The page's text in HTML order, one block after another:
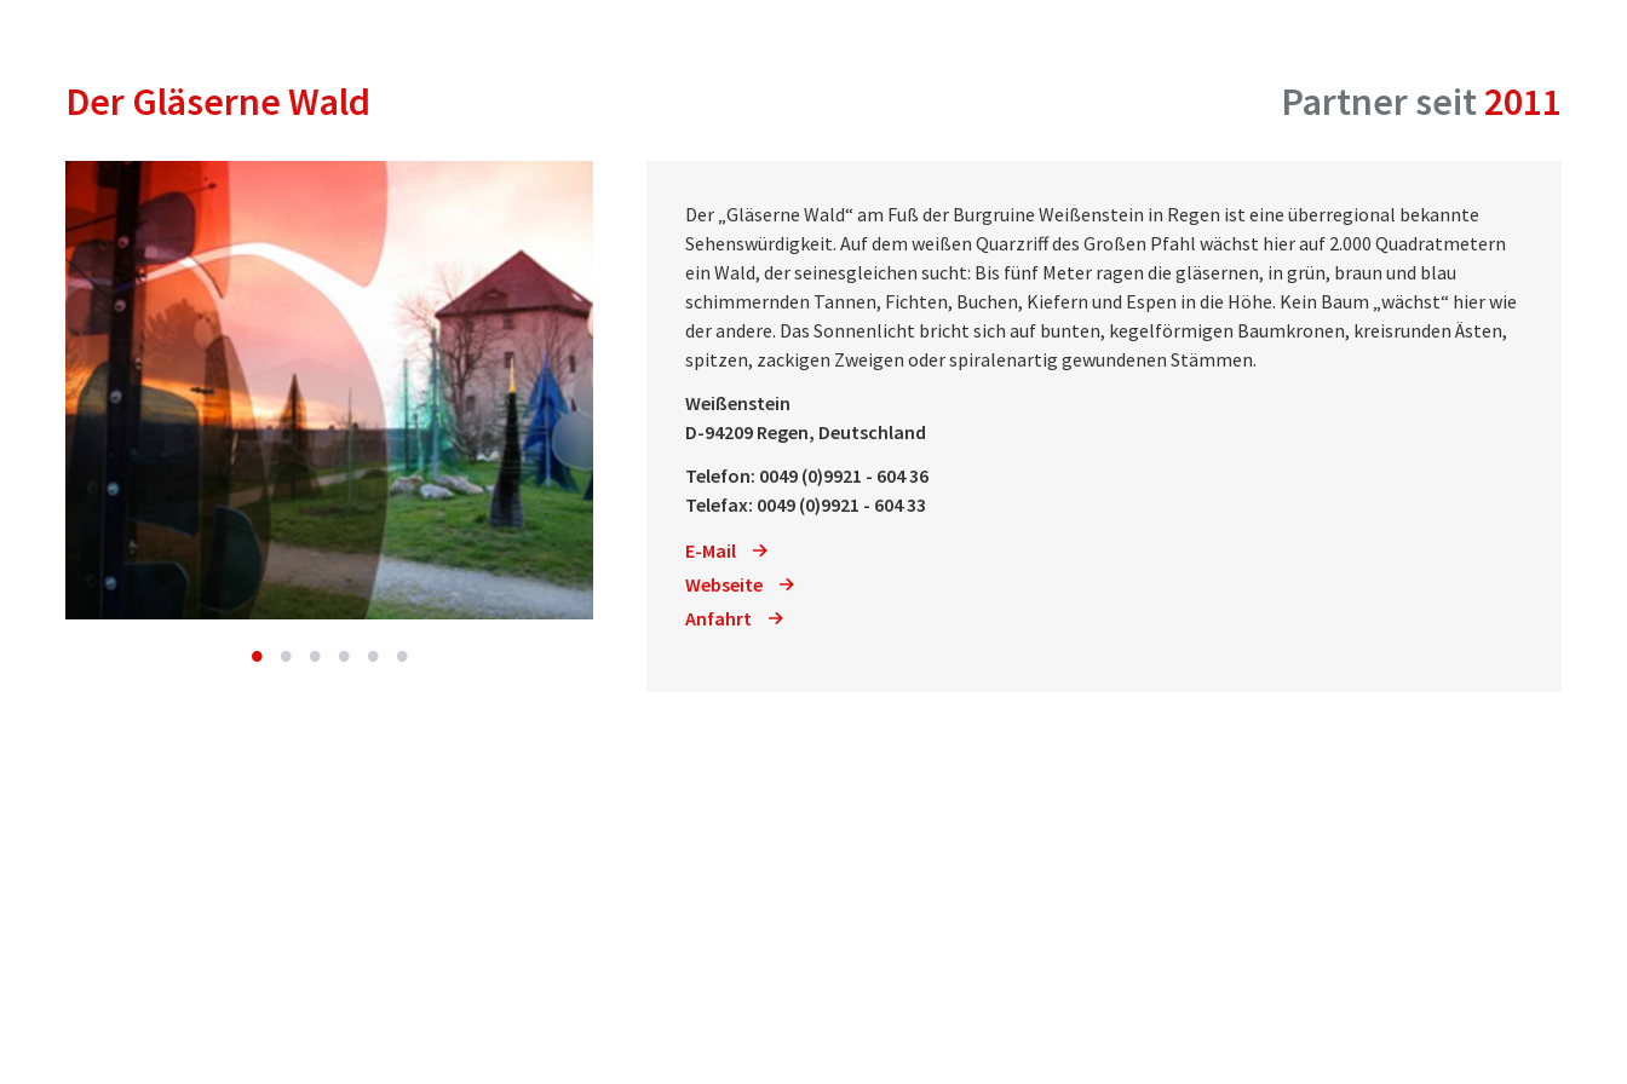
Der Gläserne Wald Partner seit2011
Der „Gläserne Wald“ am Fuß der Burgruine Weißenstein in Regen ist eine überregional bekannte
Sehenswürdigkeit. Auf dem weißen Quarzriff des Großen Pfahl wächst hier auf 2.000 Quadratmetern
ein Wald, der seinesgleichen sucht: Bis fünf Meter ragen die gläsernen, in grün, braun und blau
schimmernden Tannen, Fichten, Buchen, Kiefern und Espen in die Höhe. Kein Baum „wächst“ hier wie
der andere. Das Sonnenlicht bricht sich auf bunten, kegelförmigen Baumkronen, kreisrunden Ästen,
spitzen, zackigen Zweigen oder spiralenartig gewundenen Stämmen.
Weißenstein
D-94209 Regen, Deutschland
Telefon: 0049 (0)9921 - 604 36
Telefax: 0049 (0)9921 - 604 33
E-Mail
Webseite
Anfahrt